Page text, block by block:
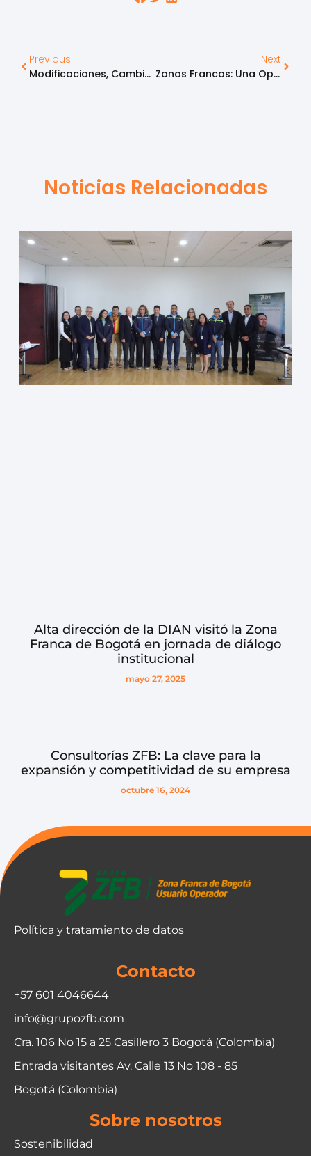
Previous
Modificaciones, Cambios Y Aciertos Del Régimen De Zonas Francas
Next
Zonas Francas: Una Oportunidad De Competitividad Para El Sector Salud
Noticias Relacionadas
Alta dirección de la DIAN visitó la Zona
Franca de Bogotá en jornada de diálogo
institucional
mayo 27, 2025
Consultorías ZFB: La clave para la
expansión y competitividad de su empresa
octubre 16, 2024
Política y tratamiento de datos
Contacto
+57 601 4046644
info@grupozfb.com
Cra. 106 No 15 a 25 Casillero 3 Bogotá (Colombia)
Entrada visitantes Av. Calle 13 No 108 - 85
Bogotá (Colombia)
Sobre nosotros
Sostenibilidad